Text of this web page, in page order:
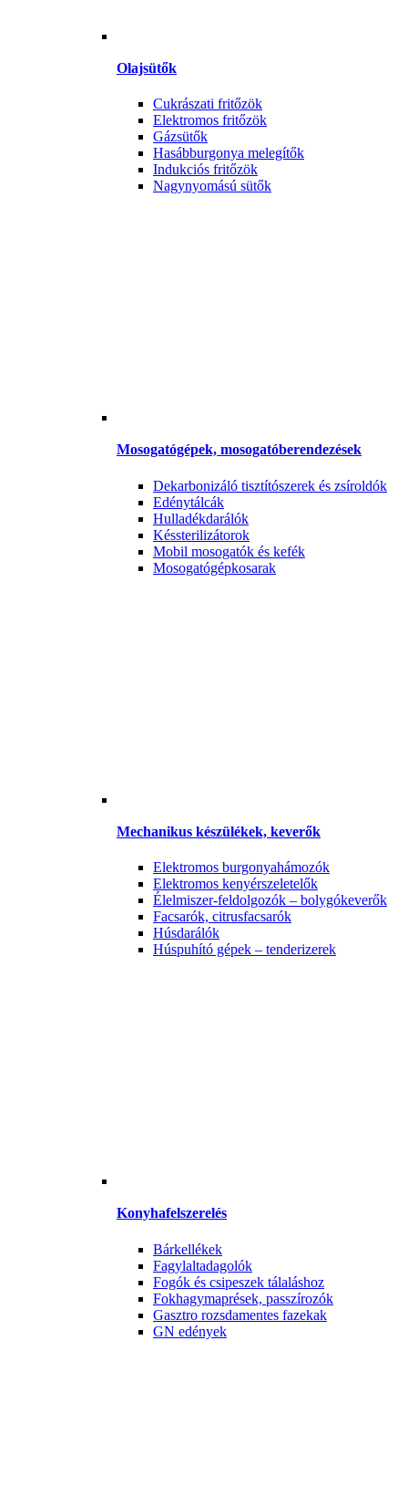
Olajsütők
Cukrászati fritőzök
Elektromos fritőzök
Gázsütők
Hasábburgonya melegítők
Indukciós fritőzök
Nagynyomású sütők
Mosogatógépek, mosogatóberendezések
Dekarbonizáló tisztítószerek és zsíroldók
Edénytálcák
Hulladékdarálók
Késsterilizátorok
Mobil mosogatók és kefék
Mosogatógépkosarak
Mechanikus készülékek, keverők
Elektromos burgonyahámozók
Elektromos kenyérszeletelők
Élelmiszer-feldolgozók – bolygókeverők
Facsarók, citrusfacsarók
Húsdarálók
Húspuhító gépek – tenderizerek
Konyhafelszerelés
Bárkellékek
Fagylaltadagolók
Fogók és csipeszek tálaláshoz
Fokhagymaprések, passzírozók
Gasztro rozsdamentes fazekak
GN edények